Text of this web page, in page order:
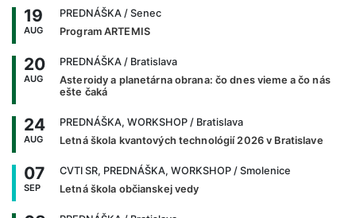
19
AUG
PREDNÁŠKA / Senec
Program ARTEMIS
20
AUG
PREDNÁŠKA / Bratislava
Asteroidy a planetárna obrana: čo dnes vieme a čo nás
ešte čaká
24
AUG
PREDNÁŠKA, WORKSHOP / Bratislava
Letná škola kvantových technológií 2026 v Bratislave
07
SEP
CVTI SR, PREDNÁŠKA, WORKSHOP / Smolenice
Letná škola občianskej vedy